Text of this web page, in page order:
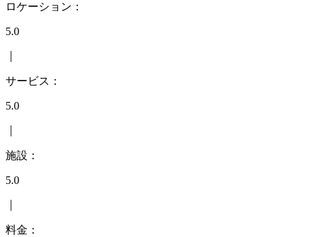
ロケーション：
5.0
サービス：
5.0
施設：
5.0
料金：